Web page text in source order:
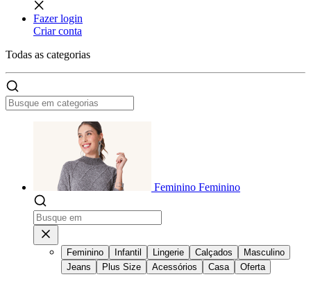
Fazer login
Criar conta
Todas as categorias
Feminino Feminino
Feminino Infantil Lingerie Calçados
Masculino
Jeans
Plus Size Acessórios Casa Oferta